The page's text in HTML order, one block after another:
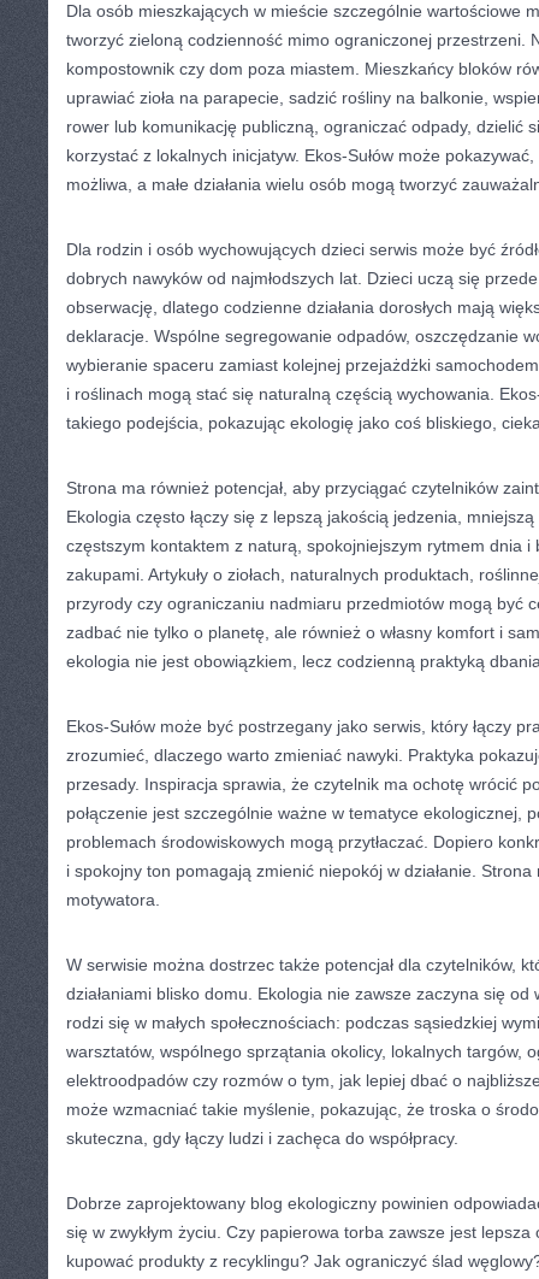
Dla osób mieszkających w mieście szczególnie wartościowe
tworzyć zieloną codzienność mimo ograniczonej przestrzeni.
kompostownik czy dom poza miastem. Mieszkańcy bloków
uprawiać zioła na parapecie, sadzić rośliny na balkonie,
rower lub komunikację publiczną, ograniczać odpady, dzielić
korzystać z lokalnych inicjatyw. Ekos-Sułów może
możliwa, a małe działania wielu osób mogą tworzyć
Dla rodzin i osób wychowujących dzieci serwis może być
dobrych nawyków od najmłodszych lat. Dzieci uczą się
obserwację, dlatego codzienne działania dorosłych mają
deklaracje. Wspólne segregowanie odpadów, oszczędzanie
wybieranie spaceru zamiast kolejnej przejażdżki
i roślinach mogą stać się naturalną częścią wychowania.
takiego podejścia, pokazując ekologię jako coś bliskiego,
Strona ma również potencjał, aby przyciągać czytelników
Ekologia często łączy się z lepszą jakością jedzenia,
częstszym kontaktem z naturą, spokojniejszym rytmem dnia i
zakupami. Artykuły o ziołach, naturalnych produktach,
przyrody czy ograniczaniu nadmiaru przedmiotów mogą być
zadbać nie tylko o planetę, ale również o własny komfort i
ekologia nie jest obowiązkiem, lecz codzienną praktyką
Ekos-Sułów może być postrzegany jako serwis, który łączy
zrozumieć, dlaczego warto zmieniać nawyki. Praktyka
przesady. Inspiracja sprawia, że czytelnik ma ochotę wrócić
połączenie jest szczególnie ważne w tematyce ekologicznej,
problemach środowiskowych mogą przytłaczać. Dopiero
i spokojny ton pomagają zmienić niepokój w działanie. Strona
motywatora.
W serwisie można dostrzec także potencjał dla czytelników,
działaniami blisko domu. Ekologia nie zawsze zaczyna się od
rodzi się w małych społecznościach: podczas sąsiedzkiej
warsztatów, wspólnego sprzątania okolicy, lokalnych targów,
elektroodpadów czy rozmów o tym, jak lepiej dbać o
może wzmacniać takie myślenie, pokazując, że troska o
skuteczna, gdy łączy ludzi i zachęca do współpracy.
Dobrze zaprojektowany blog ekologiczny powinien
się w zwykłym życiu. Czy papierowa torba zawsze jest
kupować produkty z recyklingu? Jak ograniczyć ślad